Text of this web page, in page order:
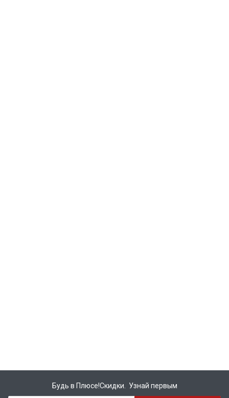
Будь в Плюсе!Скидки. Узнай первым